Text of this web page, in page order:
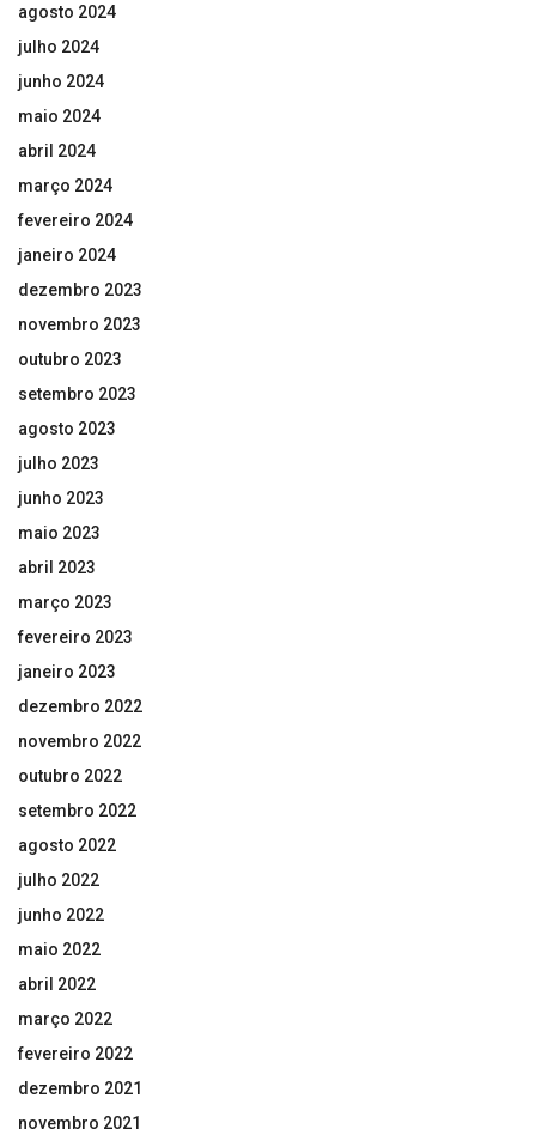
agosto 2024
julho 2024
junho 2024
maio 2024
abril 2024
março 2024
fevereiro 2024
janeiro 2024
dezembro 2023
novembro 2023
outubro 2023
setembro 2023
agosto 2023
julho 2023
junho 2023
maio 2023
abril 2023
março 2023
fevereiro 2023
janeiro 2023
dezembro 2022
novembro 2022
outubro 2022
setembro 2022
agosto 2022
julho 2022
junho 2022
maio 2022
abril 2022
março 2022
fevereiro 2022
dezembro 2021
novembro 2021